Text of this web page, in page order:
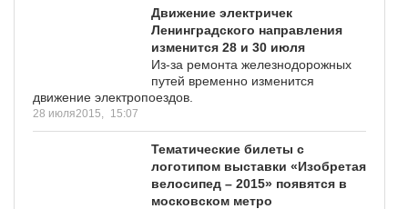
Движение электричек
Ленинградского направления
изменится 28 и 30 июля
Из-за ремонта железнодорожных
путей временно изменится
движение электропоездов.
28 июля2015, 15:07
Тематические билеты с
логотипом выставки «Изобретая
велосипед – 2015» появятся в
московском метро